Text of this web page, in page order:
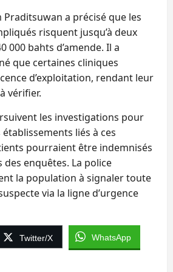
a précisé que les
risquent jusqu’à deux
000 bahts d’amende. Il a
que certaines cliniques
d’exploitation, rendant leur
vérifier.
les investigations pour
liés à ces
pourraient être indemnisés
enquêtes. La police
la population à signaler toute
via la ligne d’urgence
Twitter/X WhatsApp